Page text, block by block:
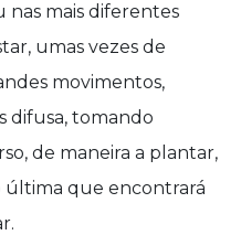
mais diferentes
umas vezes de
movimentos,
difusa, tomando
de maneira a plantar,
última que encontrará